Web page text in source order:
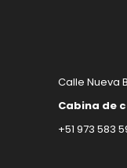
Calle Nueva
Cabina de
+51 973 583